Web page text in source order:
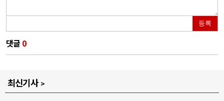
등록
댓글 0
최신기사